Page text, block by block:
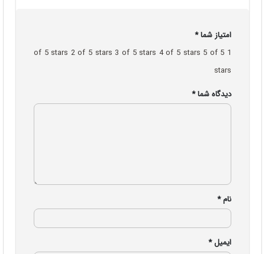
امتیاز شما*
1 of 5 stars
2 of 5 stars 3 of 5 stars 4 of 5 stars 5 of 5
stars
دیدگاه شما*
نام*
ایمیل*